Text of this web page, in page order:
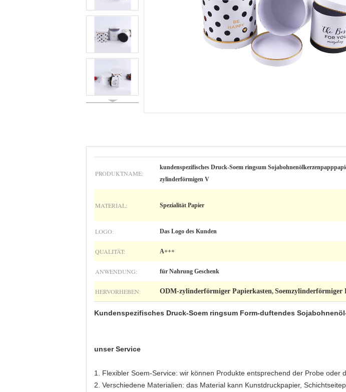
PRODUKTNAME:
kundenspezifisches Druck-Soem ringsum
zylinderförmigen V
MATERIAL: Spezialität Papier
LOGO: Das Logo des Kunden
QUALITÄT: A+++
ANWENDUNG: für Nahrung Geschenk
HERVORHEBEN: ODM-zylinderförmiger Papierkasten, Soemzylinderförmiger
Kundenspezifisches Druck-Soem ringsum Form-duftendes
unser Service
1. Flexibler Soem-Service: wir können Produkte entsprechend der Probe oder
2. Verschiedene Materialien: das Material kann Kunstdruckpapier,